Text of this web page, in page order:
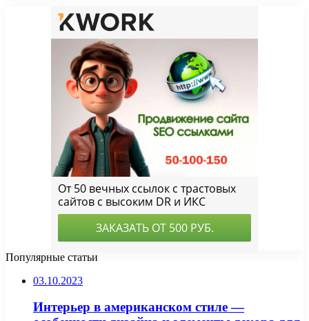
Популярные статьи
03.10.2023
Интерьер в американском стиле —